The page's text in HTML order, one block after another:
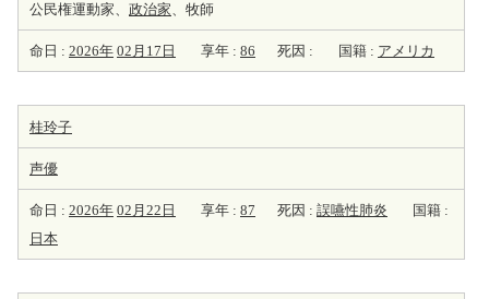
公民権運動家、 政治家、牧師
命日 : 2026年 02月17日 享年 : 86 死因 : 国籍 : アメリカ
桂玲子
声優
命日 : 2026年 02月22日 享年 : 87 死因 : 誤嚥性肺炎
国籍 :
日本